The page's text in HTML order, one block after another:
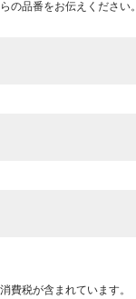
の品番をお伝えください。
費税が含まれています。